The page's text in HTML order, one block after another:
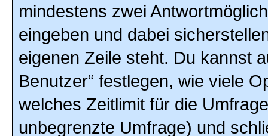
mindestens zwei
eingeben und dabei
eigenen Zeile steht. Du kannst
Benutzer“ festlegen, wie viele
welches Zeitlimit für die
unbegrenzte Umfrage) und